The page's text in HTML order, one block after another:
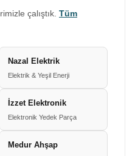
çalıştık. Tüm
Nazal Elektrik
Elektrik & Yeşil Enerji
İzzet Elektronik
Elektronik Yedek Parça
Medur Ahşap